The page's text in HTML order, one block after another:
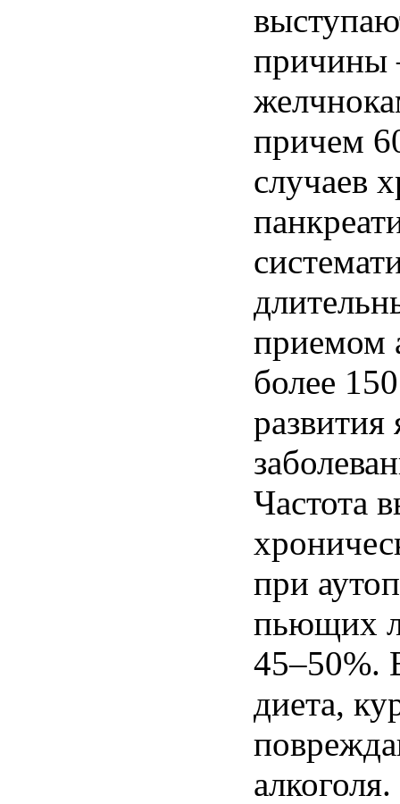
причины
причем
случаев
приемом
более
Частота
при
пьющих
45–50%.
диета,
алкоголя.